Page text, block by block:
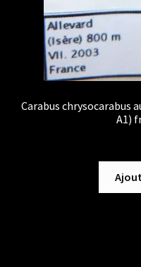
Carabus chrysocarabus
A1)